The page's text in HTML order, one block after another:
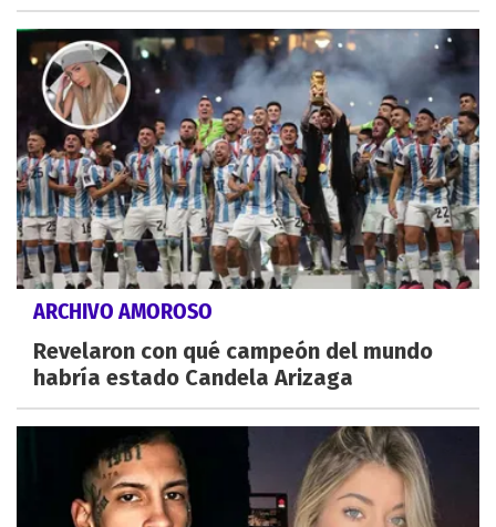
ARCHIVO AMOROSO
Revelaron con qué campeón del mundo
habría estado Candela Arizaga